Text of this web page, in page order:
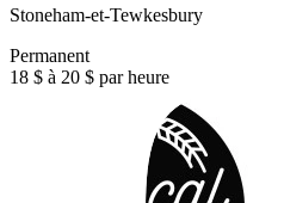
Stoneham-et-Tewkesbury
Permanent
18 $ à 20 $ par heure